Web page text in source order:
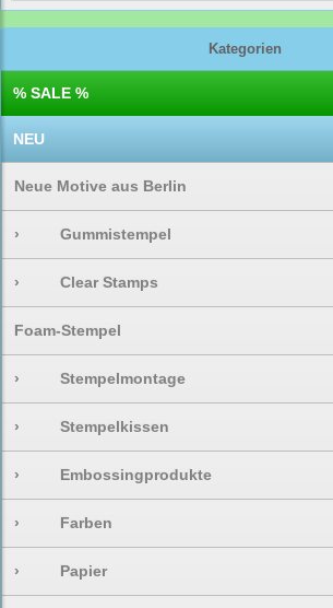
Kategorien
% SALE %
NEU
Neue Motive aus Berlin
› Gummistempel
› Clear Stamps
Foam-Stempel
› Stempelmontage
› Stempelkissen
› Embossingprodukte
› Farben
› Papier